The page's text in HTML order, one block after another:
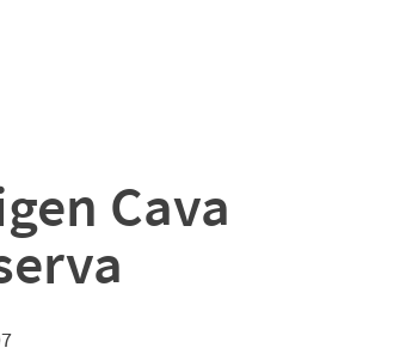
Cava